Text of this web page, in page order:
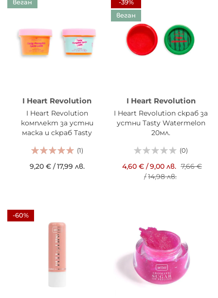
веган
I Heart Revolution
I Heart Revolution
комплект за устни
маска и скраб Tasty
(1)
9,20 €/17,99 лв.
-39%
веган
I Heart Revolution
I Heart Revolution скраб за
устни Tasty Watermelon
20мл.
(0)
4,60 €/9,00 лв. 7,66 €
/14,98 лв.
-60%